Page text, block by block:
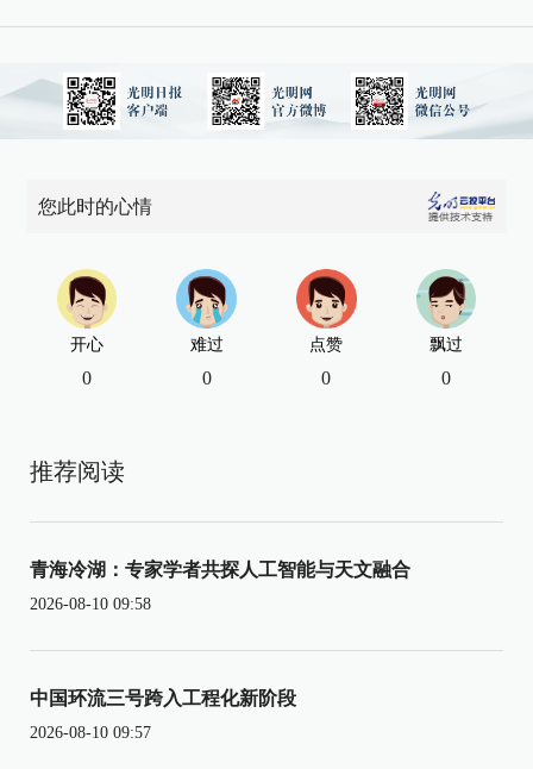
您此时的心情
开心
0
难过
0
点赞
0
飘过
0
推荐阅读
青海冷湖：专家学者共探人工智能与天文融合
2026-08-10 09:58
中国环流三号跨入工程化新阶段
2026-08-10 09:57